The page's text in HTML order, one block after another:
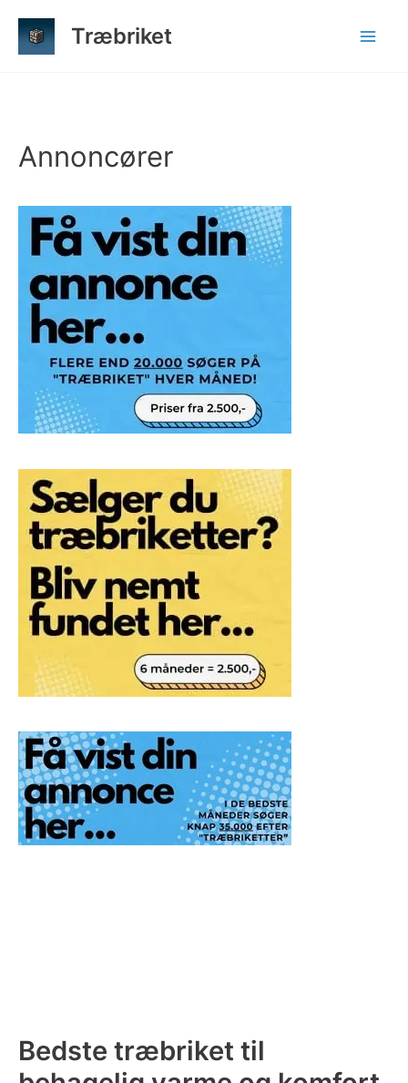
Træbriket
Annoncører
Bedste træbriket til